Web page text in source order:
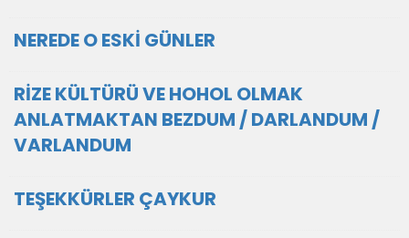
NEREDE O ESKİ GÜNLER
RİZE KÜLTÜRÜ VE HOHOL OLMAK
ANLATMAKTAN BEZDUM / DARLANDUM /
VARLANDUM
TEŞEKKÜRLER ÇAYKUR